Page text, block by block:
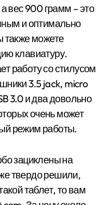
вес 900 грамм – это
и оптимально
также можете
клавиатуру.
работу со стилусом
3.5 jack, micro
3.0 и два довольно
очень может
режим работы.
зациклены на
твердо решили,
таблет, то вам